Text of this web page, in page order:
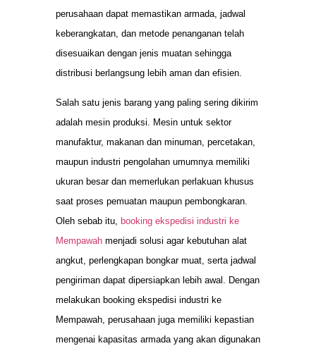
perusahaan dapat memastikan armada, jadwal
keberangkatan, dan metode penanganan telah
disesuaikan dengan jenis muatan sehingga
distribusi berlangsung lebih aman dan efisien.
Salah satu jenis barang yang paling sering dikirim
adalah mesin produksi. Mesin untuk sektor
manufaktur, makanan dan minuman, percetakan,
maupun industri pengolahan umumnya memiliki
ukuran besar dan memerlukan perlakuan khusus
saat proses pemuatan maupun pembongkaran.
Oleh sebab itu, booking ekspedisi industri ke
Mempawah menjadi solusi agar kebutuhan alat
angkut, perlengkapan bongkar muat, serta jadwal
pengiriman dapat dipersiapkan lebih awal. Dengan
melakukan booking ekspedisi industri ke
Mempawah, perusahaan juga memiliki kepastian
mengenai kapasitas armada yang akan digunakan